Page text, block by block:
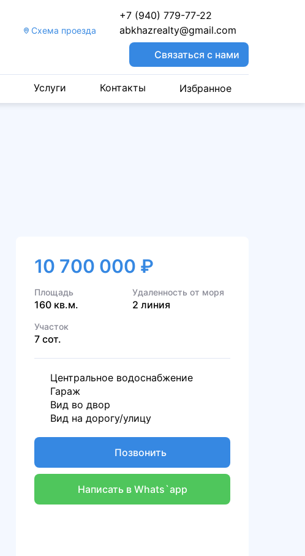
Cхема проезда
+7 (940) 779-77-22
abkhazrealty@gmail.com
Связаться с нами
Услуги Контакты Избранное
10 700 000 ₽
Площадь
160 кв.м.
Удаленность от моря
2 линия
Участок
7 сот.
Центральное водоснабжение
Гараж
Вид во двор
Вид на дорогу/улицу
Позвонить
Написать в Whats`app